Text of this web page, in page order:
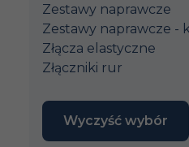
Zestawy naprawcze
Zestawy naprawcze -
Złącza elastyczne
Złączniki rur
Wyczyść wybór